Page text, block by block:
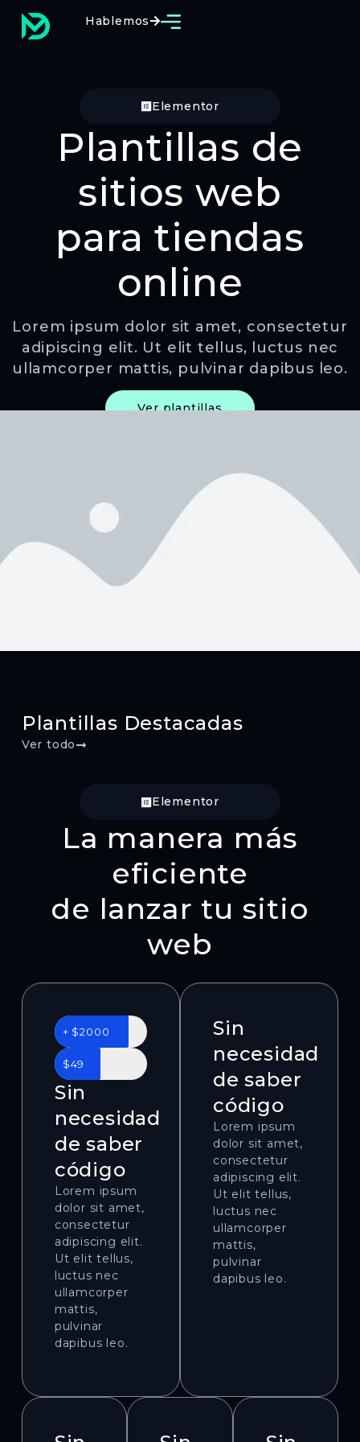
Hablemos
Elementor
Plantillas de
sitios web
para tiendas
online
Lorem ipsum dolor sit amet, consectetur
adipiscing elit. Ut elit tellus, luctus nec
ullamcorper mattis, pulvinar dapibus leo.
Ver plantillas
Plantillas Destacadas
Ver todo
Elementor
La manera más
eficiente
de lanzar tu sitio
web
+ $2000
$49
Sin
necesidad
de saber
código
Lorem ipsum
dolor sit amet,
consectetur
adipiscing elit.
Ut elit tellus,
luctus nec
ullamcorper
mattis,
pulvinar
dapibus leo.
Sin
necesidad
de saber
código
Lorem ipsum
dolor sit amet,
consectetur
adipiscing elit.
Ut elit tellus,
luctus nec
ullamcorper
mattis,
pulvinar
dapibus leo.